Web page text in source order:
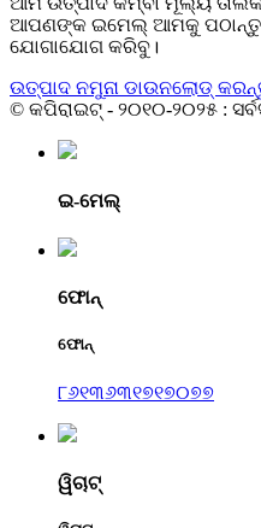
ଆପଣଙ୍କ ଇମେଲ୍ ଆମକୁ ପଠାନ୍ତୁ
ଯୋଗାଯୋଗ କରିବୁ।
ଉତ୍ପାଦ ନମୁନା ଡାଉନଲୋଡ୍
© କପିରାଇଟ୍ - ୨୦୧୦-୨୦୨୫ :
ଇ-ମେଲ୍
ଫୋନ୍
ଫୋନ୍
୮୬୧୩୬୩୧୭୧୭୦୭୭
ୱିଚାଟ୍